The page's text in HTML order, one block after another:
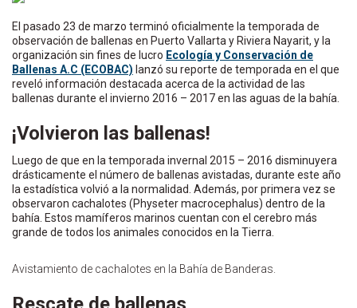
El pasado 23 de marzo terminó oficialmente la temporada de
observación de ballenas en Puerto Vallarta y Riviera Nayarit, y la
organización sin fines de lucro Ecología y Conservación de
Ballenas A.C (ECOBAC) lanzó su reporte de temporada en el que
reveló información destacada acerca de la actividad de las
ballenas durante el invierno 2016 – 2017 en las aguas de la bahía.
¡Volvieron las ballenas!
Luego de que en la temporada invernal 2015 – 2016 disminuyera
drásticamente el número de ballenas avistadas, durante este año
la estadística volvió a la normalidad. Además, por primera vez se
observaron cachalotes (Physeter macrocephalus) dentro de la
bahía. Estos mamíferos marinos cuentan con el cerebro más
grande de todos los animales conocidos en la Tierra.
Avistamiento de cachalotes en la Bahía de Banderas.